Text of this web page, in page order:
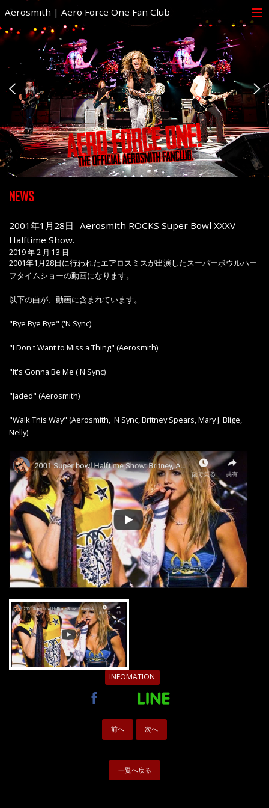
Aerosmith | Aero Force One Fan Club
NEWS
2001年1月28日- Aerosmith ROCKS Super Bowl XXXV
Halftime Show.
2019 年 2 月 13 日
2001年1月28日に行われたエアロスミスが出演したスーパーボウルハー
フタイムショーの動画になります。
以下の曲が、動画に含まれています。
"Bye Bye Bye" ('N Sync)
"I Don't Want to Miss a Thing" (Aerosmith)
"It's Gonna Be Me ('N Sync)
"Jaded" (Aerosmith)
"Walk This Way" (Aerosmith, 'N Sync, Britney Spears, Mary J. Blige,
Nelly)
INFOMATION
前へ 次へ
一覧へ戻る